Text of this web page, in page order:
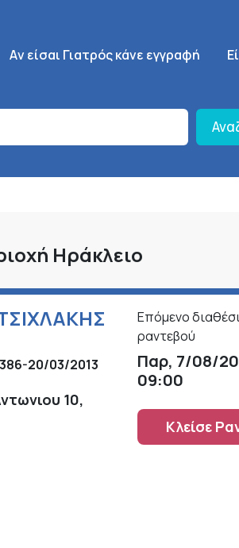
Κεντρική πλοήγηση
Aν είσαι Γιατρός κάνε εγγραφή
Ηράκλειο
20/03/2013
10,
Επόμενο
ραντεβού
Παρ, 7/08/
09:00
Κλείσε